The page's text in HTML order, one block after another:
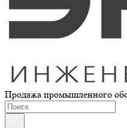
Продажа промышленного